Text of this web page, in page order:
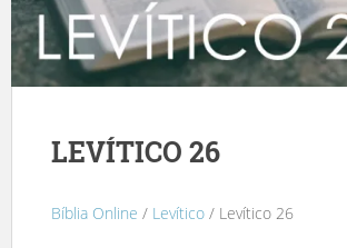
LEVÍTICO 26
Bíblia Online / Levítico / Levítico 26